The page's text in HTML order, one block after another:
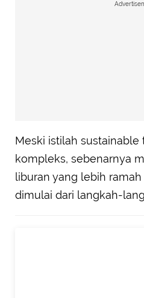
Meski istilah sustainable
kompleks, sebenarnya
liburan yang lebih
dimulai dari langkah-